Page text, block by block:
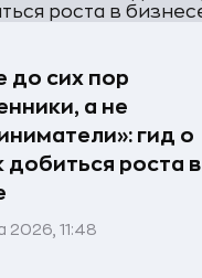
до сих пор
а не
гид о
добиться роста в
2026, 11:48